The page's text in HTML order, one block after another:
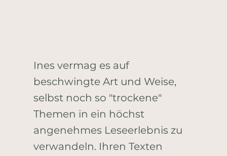
Ines vermag es auf
beschwingte Art und Weise,
selbst noch so "trockene"
Themen in ein höchst
angenehmes Leseerlebnis zu
verwandeln. Ihren Texten